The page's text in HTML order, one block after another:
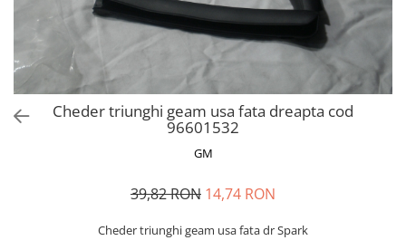
TIGRA-B 2004-2009
VECTRA-C 2002-2008
VIVARO
Mazda CX-80 KL
SX4 S-CROSS Hybrid 48V 2020-
prezent
S-CROSS HYBRID 48V 2022-prezent
VITARA 2015-prezent
VITARA Hybrid 48V 2020-prezent
VITARA Strong Hybrid 140V 2022-
eVitara 2025-prezent
SPARK M300 2010-2018
Cheder triunghi geam usa fata dreapta cod
96601532
GM
39,82 RON 14,74 RON
Cheder triunghi geam usa fata dr Spark